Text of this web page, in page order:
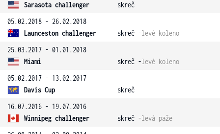
Sarasota challenger
skreč
05.02.2018 - 26.02.2018
Launceston challenger
skreč -levé koleno
25.03.2017 - 01.01.2018
Miami
skreč -levé koleno
05.02.2017 - 13.02.2017
Davis Cup
skreč
16.07.2016 - 19.07.2016
Winnipeg challenger
skreč -levá paže